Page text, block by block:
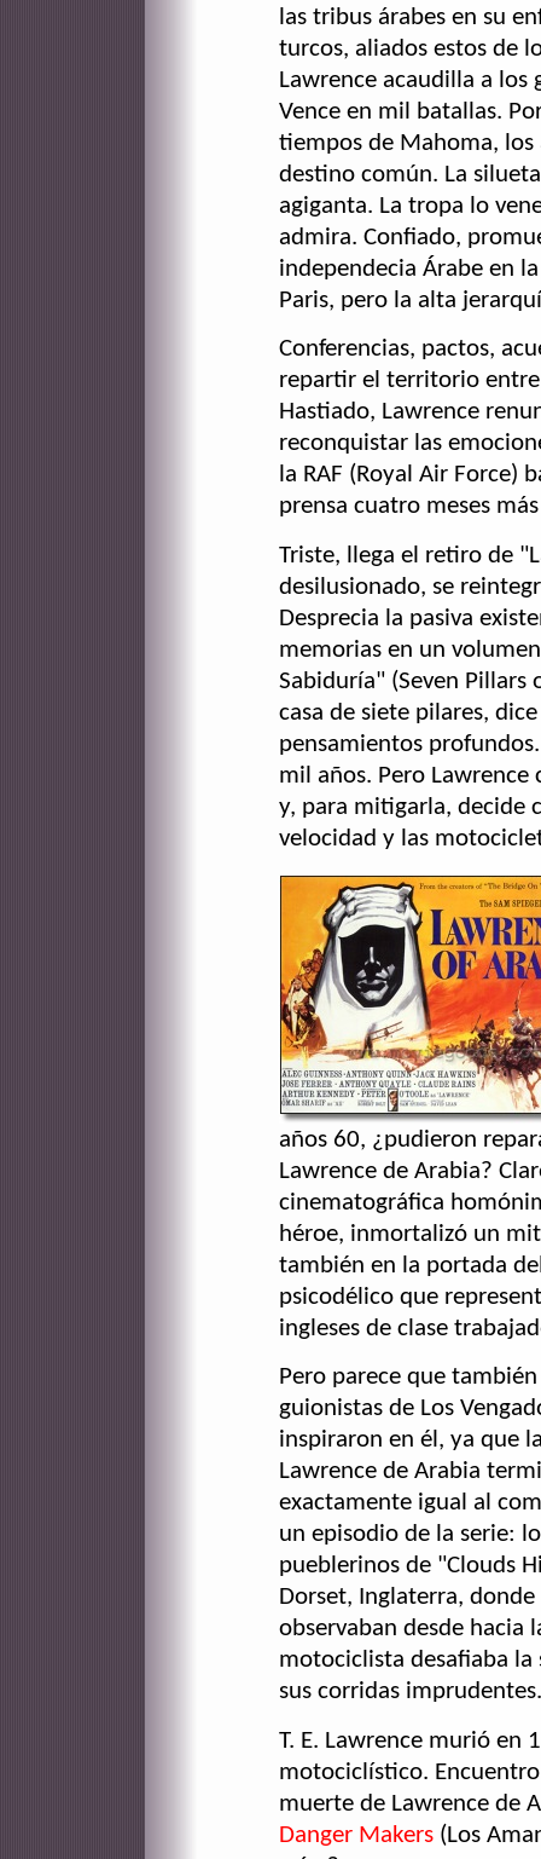
las tribus árabes en su
turcos, aliados estos de
Lawrence acaudilla a
Vence en mil batallas.
tiempos de Mahoma, los
destino común. La
agiganta. La tropa lo
admira. Confiado,
independecia Árabe en
Paris, pero la alta
Conferencias, pactos,
repartir el territorio
Hastiado, Lawrence
reconquistar las
la RAF (Royal Air Force)
prensa cuatro meses
Triste, llega el retiro de
desilusionado, se
Desprecia la pasiva
memorias en un
Sabiduría" (Seven
casa de siete pilares,
pensamientos
mil años. Pero
y, para mitigarla, decide
velocidad y las
años 60, ¿pudieron
Lawrence de Arabia?
cinematográfica
héroe, inmortalizó un
también en la portada
psicodélico que
ingleses de clase
Pero parece que
guionistas de Los
inspiraron en él, ya que
Lawrence de Arabia
exactamente igual al
un episodio de la serie:
pueblerinos de "Clouds
Dorset, Inglaterra,
observaban desde
motociclista desafiaba
sus corridas
T. E. Lawrence murió en
motociclístico.
muerte de Lawrence de
Danger Makers (Los